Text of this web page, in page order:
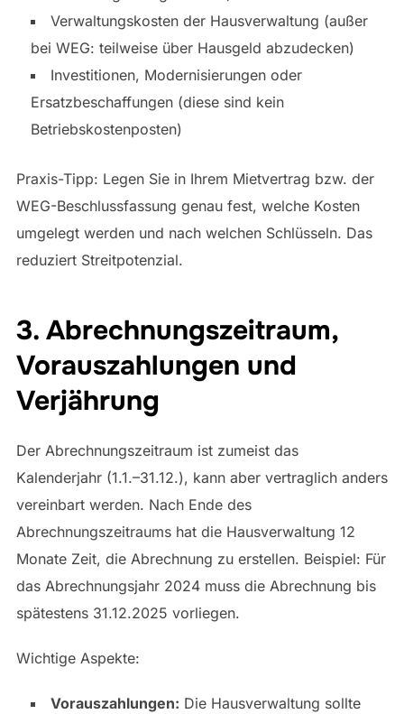
Verwaltungskosten der Hausverwaltung (außer
bei WEG: teilweise über Hausgeld abzudecken)
Investitionen, Modernisierungen oder
Ersatzbeschaffungen (diese sind kein
Betriebskostenposten)
Praxis-Tipp: Legen Sie in Ihrem Mietvertrag bzw. der
WEG-Beschlussfassung genau fest, welche Kosten
umgelegt werden und nach welchen Schlüsseln. Das
reduziert Streitpotenzial.
3. Abrechnungszeitraum,
Vorauszahlungen und
Verjährung
Der Abrechnungszeitraum ist zumeist das
Kalenderjahr (1.1.–31.12.), kann aber vertraglich anders
vereinbart werden. Nach Ende des
Abrechnungszeitraums hat die Hausverwaltung 12
Monate Zeit, die Abrechnung zu erstellen. Beispiel: Für
das Abrechnungsjahr 2024 muss die Abrechnung bis
spätestens 31.12.2025 vorliegen.
Wichtige Aspekte:
Vorauszahlungen: Die Hausverwaltung sollte